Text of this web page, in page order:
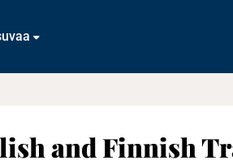
and Finnish